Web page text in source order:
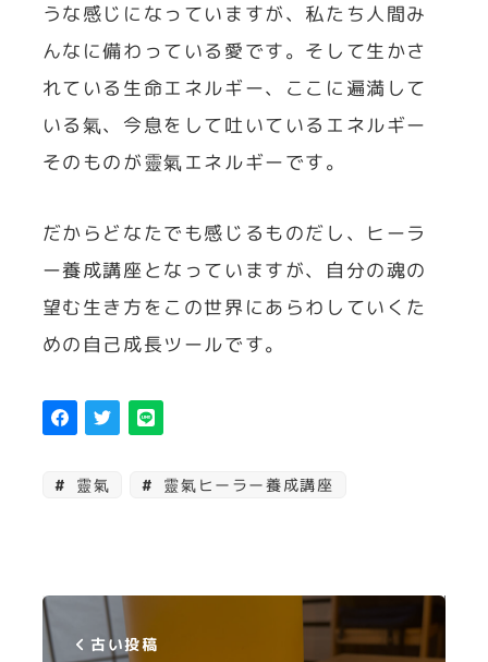
うな感じになっていますが、私たち人間み
んなに備わっている愛です。そして生かさ
れている生命エネルギー、ここに遍満して
いる氣、今息をして吐いているエネルギー
そのものが靈氣エネルギーです。
だからどなたでも感じるものだし、ヒーラ
ー養成講座となっていますが、自分の魂の
望む生き方をこの世界にあらわしていくた
めの自己成長ツールです。
靈氣 靈氣ヒーラー養成講座
古い投稿